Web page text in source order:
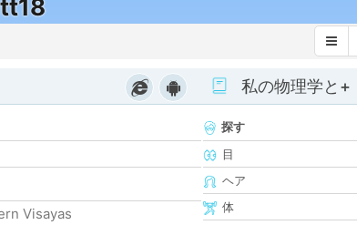
Visayas
私の物理学と+
探す
目
ヘア
体